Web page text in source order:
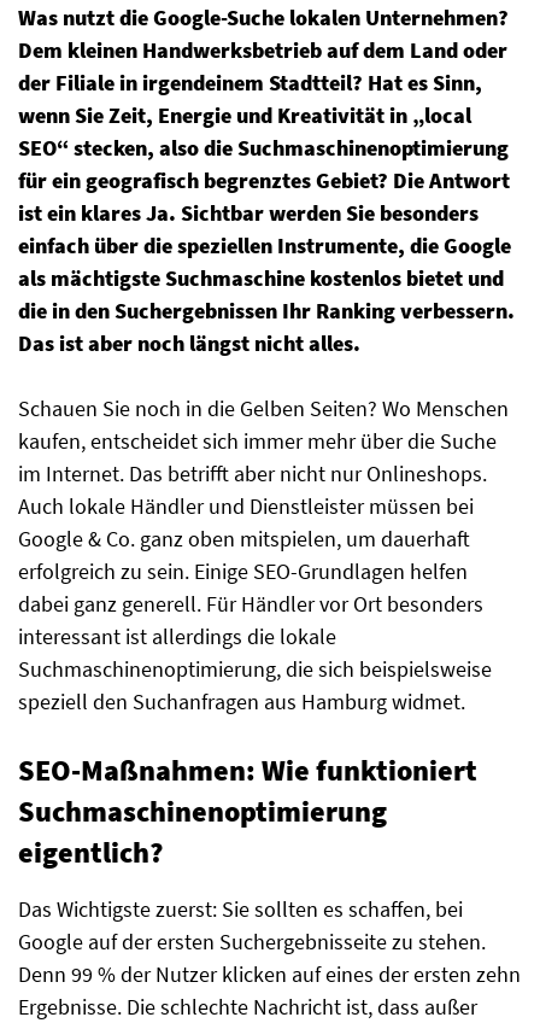
Was nutzt die Google-Suche lokalen Unternehmen?
Dem kleinen Handwerksbetrieb auf dem Land oder
der Filiale in irgendeinem Stadtteil? Hat es Sinn,
wenn Sie Zeit, Energie und Kreativität in „local
SEO“ stecken, also die Suchmaschinenoptimierung
für ein geografisch begrenztes Gebiet? Die Antwort
ist ein klares Ja. Sichtbar werden Sie besonders
einfach über die speziellen Instrumente, die Google
als mächtigste Suchmaschine kostenlos bietet und
die in den Suchergebnissen Ihr Ranking verbessern.
Das ist aber noch längst nicht alles.
Schauen Sie noch in die Gelben Seiten? Wo Menschen
kaufen, entscheidet sich immer mehr über die Suche
im Internet. Das betrifft aber nicht nur Onlineshops.
Auch lokale Händler und Dienstleister müssen bei
Google & Co. ganz oben mitspielen, um dauerhaft
erfolgreich zu sein. Einige SEO-Grundlagen helfen
dabei ganz generell. Für Händler vor Ort besonders
interessant ist allerdings die lokale
Suchmaschinenoptimierung, die sich beispielsweise
speziell den Suchanfragen aus Hamburg widmet.
SEO-Maßnahmen: Wie funktioniert
Suchmaschinenoptimierung
eigentlich?
Das Wichtigste zuerst: Sie sollten es schaffen, bei
Google auf der ersten Suchergebnisseite zu stehen.
Denn 99 % der Nutzer klicken auf eines der ersten zehn
Ergebnisse. Die schlechte Nachricht ist, dass außer